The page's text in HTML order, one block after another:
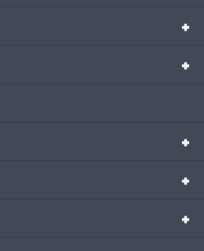
+
+
+
+
+